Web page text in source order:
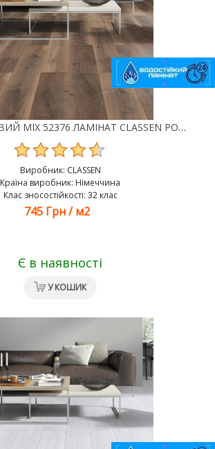
ДУБ КОРИЧНЕВИЙ MIX 52376 ЛАМІНАТ CLASSEN POOL WR
Виробник: CLASSEN
Країна виробник: Німеччина
Клас зносостійкості: 32 клас
745 Грн /м2
Є в наявності
У КОШИК